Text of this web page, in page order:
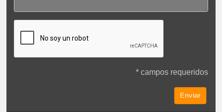
* campos requeridos